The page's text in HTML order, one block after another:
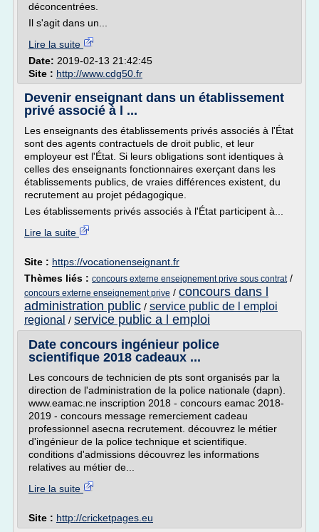
déconcentrées.
Il s'agit dans un...
Lire la suite
Date: 2019-02-13 21:42:45
Site : http://www.cdg50.fr
Devenir enseignant dans un établissement
privé associé à l ...
Les enseignants des établissements privés associés à l'État
sont des agents contractuels de droit public, et leur
employeur est l'État. Si leurs obligations sont identiques à
celles des enseignants fonctionnaires exerçant dans les
établissements publics, de vraies différences existent, du
recrutement au projet pédagogique.
Les établissements privés associés à l'État participent à...
Lire la suite
Site : https://vocationenseignant.fr
Thèmes liés : concours externe enseignement prive sous contrat/
concours externe enseignement prive / concours dans l
administration public / service public de l emploi
regional / service public a l emploi
Date concours ingénieur police
scientifique 2018 cadeaux ...
Les concours de technicien de pts sont organisés par la
direction de l'administration de la police nationale (dapn).
www.eamac.ne inscription 2018 - concours eamac 2018-
2019 - concours message remerciement cadeau
professionnel asecna recrutement. découvrez le métier
d'ingénieur de la police technique et scientifique.
conditions d'admissions découvrez les informations
relatives au métier de...
Lire la suite
Site : http://cricketpages.eu